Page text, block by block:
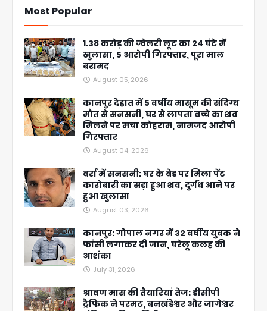
Most Popular
1.38 करोड़ की ज्वेलरी लूट का 24 घंटे में
खुलासा, 5 आरोपी गिरफ्तार, पूरा माल
बरामद
August 05, 2026
कानपुर देहात में 5 वर्षीय मासूम की संदिग्ध
मौत से सनसनी, घर से लापता बच्चे का शव
मिलने पर मचा कोहराम, नामजद आरोपी
गिरफ्तार
August 04, 2026
बर्रा में सनसनी: घर के बेड पर मिला पेंट
कारोबारी का सड़ा हुआ शव, दुर्गंध आने पर
हुआ खुलासा
August 03, 2026
कानपुर: गोपाल नगर में 32 वर्षीय युवक ने
फांसी लगाकर दी जान, घरेलू कलह की
आशंका
July 31, 2026
श्रावण मास की तैयारियां तेज: डीसीपी
ट्रैफिक ने परमट, बनखंडेश्वर और जागेश्वर